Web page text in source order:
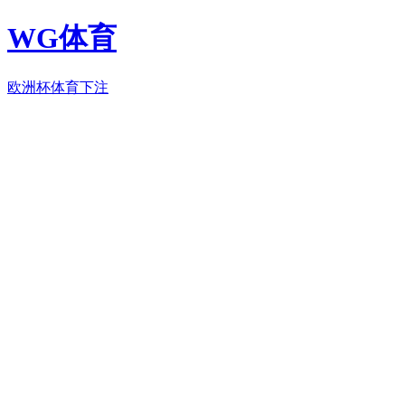
WG体育
欧洲杯体育下注